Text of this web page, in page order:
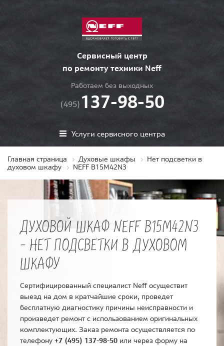
Сервисный центр
по ремонту техники Neff
Работаем без выходных
(495) 137-98-50
Услуги сервисного центра
Главная страница Духовые шкафы
Нет подсветки в
духовом шкафу
NEFF B15M42N3
ДУХОВОЙ ШКАФ NEFF B15M42N3
- НЕТ ПОДСВЕТКИ В ДУХОВОМ
ШКАФУ
Сертифицированный специалист Neff осуществит
выезд на дом в кратчайшие сроки, проведет
бесплатную диагностику причины неисправности и
произведет ремонт с использованием оригинальных
комплектующих. Заказ ремонта осуществляется по
телефону +7 (495) 137-98-50 или через форму на